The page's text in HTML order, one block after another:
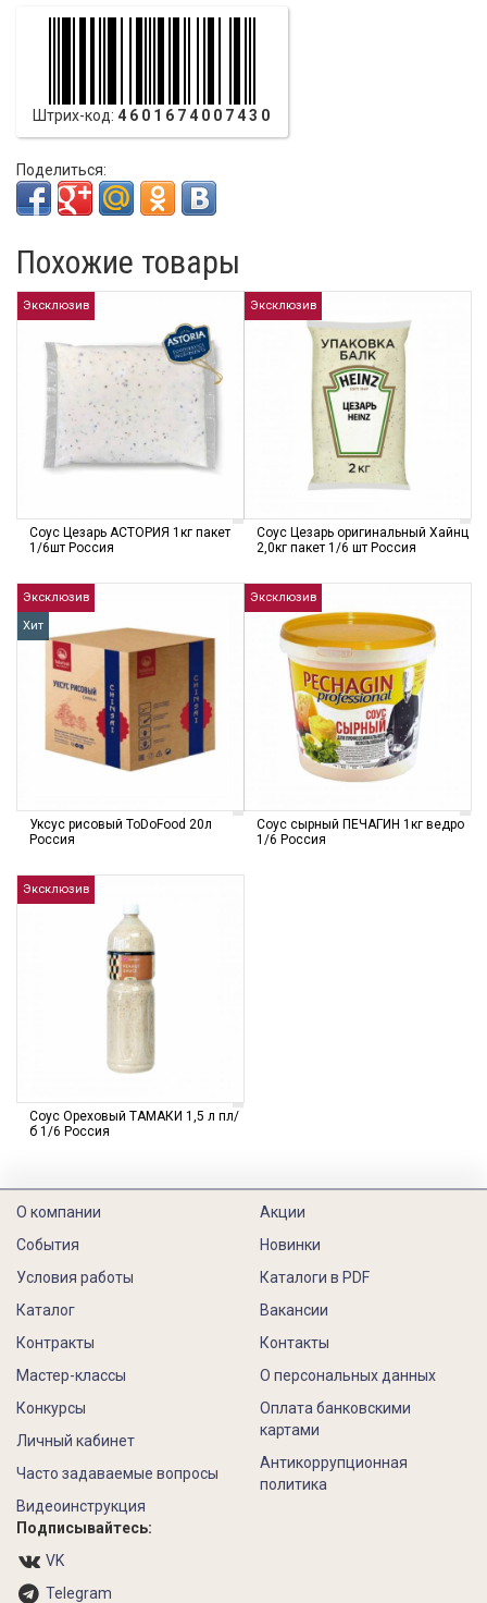
Штрих-код: 4601674007430
Поделиться:
Похожие товары
Эксклюзив
Соус Цезарь АСТОРИЯ 1кг пакет
1/6шт Россия
Эксклюзив
Соус Цезарь оригинальный Хайнц
2,0кг пакет 1/6 шт Россия
Эксклюзив
Хит
Уксус рисовый ToDoFood 20л
Россия
Эксклюзив
Соус сырный ПЕЧАГИН 1кг ведро
1/6 Россия
Эксклюзив
Соус Ореховый ТАМАКИ 1,5 л пл/
б 1/6 Россия
О компании
События
Условия работы
Каталог
Контракты
Акции
Новинки
Каталоги в PDF
Вакансии
Контакты
Мастер-классы
Конкурсы
Личный кабинет
Часто задаваемые вопросы
Видеоинструкция
О персональных данных
Оплата банковскими
картами
Антикоррупционная
политика
Подписывайтесь:
VK
Telegram